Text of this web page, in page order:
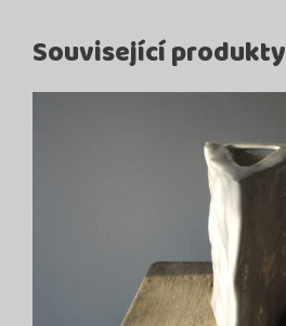
Související produkty